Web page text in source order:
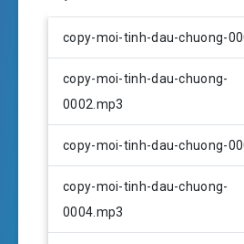
l
y
u
e
copy-moi-tinh-dau-chuong-
copy-moi-tinh-dau-chuong-
0002.mp3
copy-moi-tinh-dau-chuong-
copy-moi-tinh-dau-chuong-
0004.mp3